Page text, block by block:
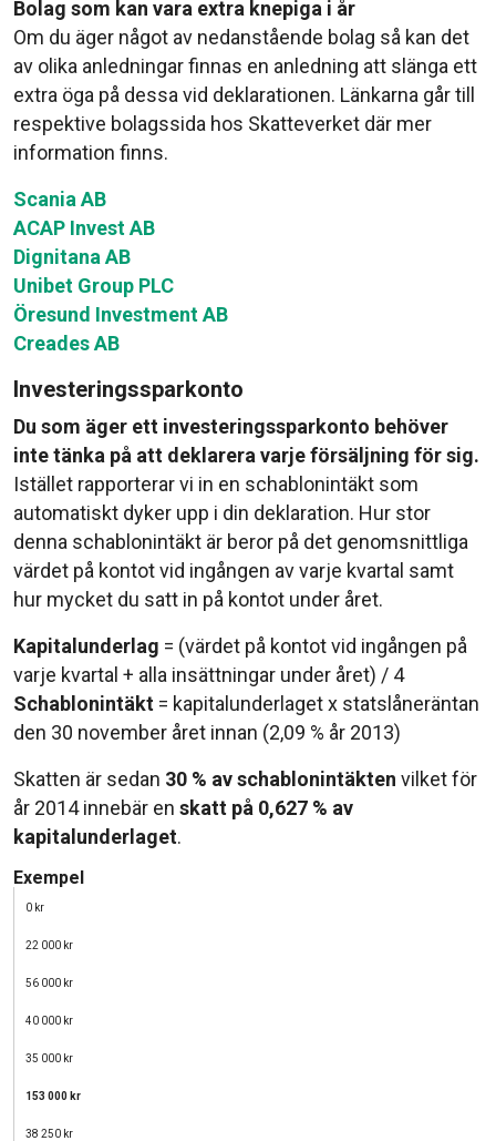
Bolag som kan vara extra knepiga i år
Om du äger något av nedanstående bolag så kan det
av olika anledningar finnas en anledning att slänga ett
extra öga på dessa vid deklarationen. Länkarna går till
respektive bolagssida hos Skatteverket där mer
information finns.
Scania AB
ACAP Invest AB
Dignitana AB
Unibet Group PLC
Öresund Investment AB
Creades AB
Investeringssparkonto
Du som äger ett investeringssparkonto behöver
inte tänka på att deklarera varje försäljning för sig.
Istället rapporterar vi in en schablonintäkt som
automatiskt dyker upp i din deklaration. Hur stor
denna schablonintäkt är beror på det genomsnittliga
värdet på kontot vid ingången av varje kvartal samt
hur mycket du satt in på kontot under året.
Kapitalunderlag = (värdet på kontot vid ingången på
varje kvartal + alla insättningar under året) / 4
Schablonintäkt = kapitalunderlaget x statslåneräntan
den 30 november året innan (2,09 % år 2013)
Skatten är sedan 30 % av schablonintäkten vilket för
år 2014 innebär en skatt på 0,627 % av
kapitalunderlaget.
Exempel
0 kr
22 000 kr
56 000 kr
40 000 kr
35 000 kr
153 000 kr
38 250 kr